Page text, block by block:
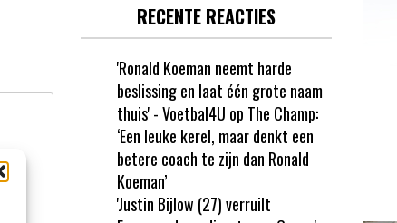
RECENTE REACTIES
'Ronald Koeman neemt harde
beslissing en laat één grote naam
thuis' - Voetbal4U op The Champ:
‘Een leuke kerel, maar denkt een
betere coach te zijn dan Ronald
Koeman’
'Justin Bijlow (27) verruilt